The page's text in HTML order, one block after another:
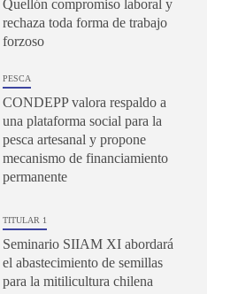
Quellón compromiso laboral y
rechaza toda forma de trabajo
forzoso
PESCA
CONDEPP valora respaldo a
una plataforma social para la
pesca artesanal y propone
mecanismo de financiamiento
permanente
TITULAR 1
Seminario SIIAM XI abordará
el abastecimiento de semillas
para la mitilicultura chilena